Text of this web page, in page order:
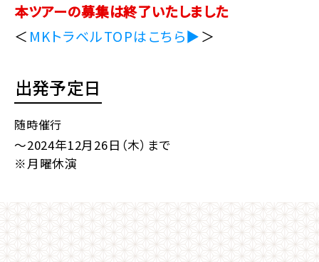
本ツアーの募集は終了いたしました
＜ MKトラベルTOPはこちら▶＞
出発予定日
随時催行
～2024年12月26日（木）まで
※月曜休演